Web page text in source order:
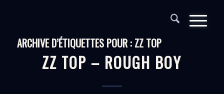
ARCHIVE D’ÉTIQUETTES POUR : ZZ TOP
ZZ TOP – ROUGH BOY